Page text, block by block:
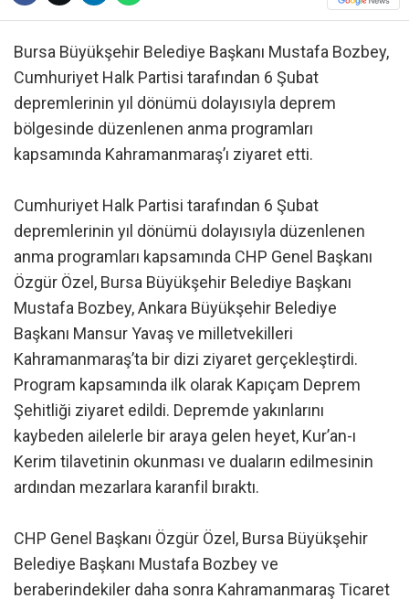
Bursa Büyükşehir Belediye Başkanı Mustafa Bozbey,
Cumhuriyet Halk Partisi tarafından 6 Şubat
depremlerinin yıl dönümü dolayısıyla deprem
bölgesinde düzenlenen anma programları
kapsamında Kahramanmaraş’ı ziyaret etti.
Cumhuriyet Halk Partisi tarafından 6 Şubat
depremlerinin yıl dönümü dolayısıyla düzenlenen
anma programları kapsamında CHP Genel Başkanı
Özgür Özel, Bursa Büyükşehir Belediye Başkanı
Mustafa Bozbey, Ankara Büyükşehir Belediye
Başkanı Mansur Yavaş ve milletvekilleri
Kahramanmaraş’ta bir dizi ziyaret gerçekleştirdi.
Program kapsamında ilk olarak Kapıçam Deprem
Şehitliği ziyaret edildi. Depremde yakınlarını
kaybeden ailelerle bir araya gelen heyet, Kur’an-ı
Kerim tilavetinin okunması ve duaların edilmesinin
ardından mezarlara karanfil bıraktı.
CHP Genel Başkanı Özgür Özel, Bursa Büyükşehir
Belediye Başkanı Mustafa Bozbey ve
beraberindekiler daha sonra Kahramanmaraş Ticaret